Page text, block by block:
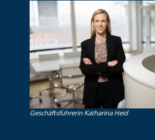
Ge­schäfts­füh­re­rin Katharina Heid